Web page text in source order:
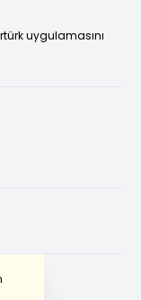
uygulamasını